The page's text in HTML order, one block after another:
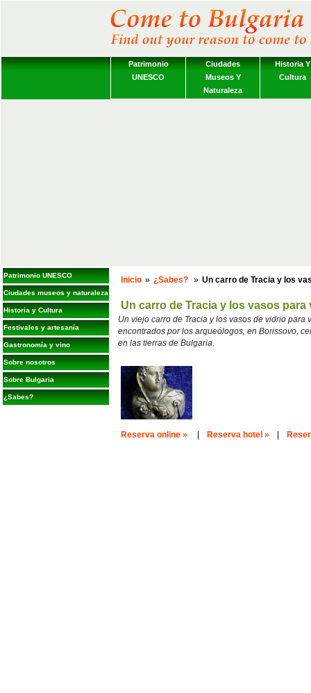
Patrimonio
UNESCO
Ciudades
Museos Y
Naturaleza
Historia Y
Cultura
Patrimonio UNESCO
Ciudades museos y naturaleza
Historia y Cultura
Festivales y artesanía
Gastronomía y vino
Sobre nosotros
Sobre Bulgaria
¿Sabes?
Inicio » ¿Sabes? » Un carro de Tracia y los
Un carro de Tracia y los vasos
Un viejo carro de Tracia y los vasos de vidrio
encontrados por los arqueólogos, en Borissovo,
en las tierras de Bulgaria.
Reserva online » Reserva hotel »